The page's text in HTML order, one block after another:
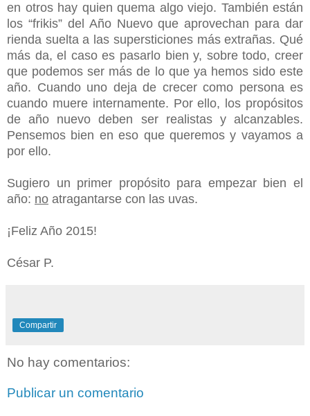
en otros hay quien quema algo viejo. También están
los “frikis” del Año Nuevo que aprovechan para dar
rienda suelta a las supersticiones más extrañas. Qué
más da, el caso es pasarlo bien y, sobre todo, creer
que podemos ser más de lo que ya hemos sido este
año. Cuando uno deja de crecer como persona es
cuando muere internamente. Por ello, los propósitos
de año nuevo deben ser realistas y alcanzables.
Pensemos bien en eso que queremos y vayamos a
por ello.
Sugiero un primer propósito para empezar bien el
año: no atragantarse con las uvas.
¡Feliz Año 2015!
César P.
Compartir
No hay comentarios:
Publicar un comentario